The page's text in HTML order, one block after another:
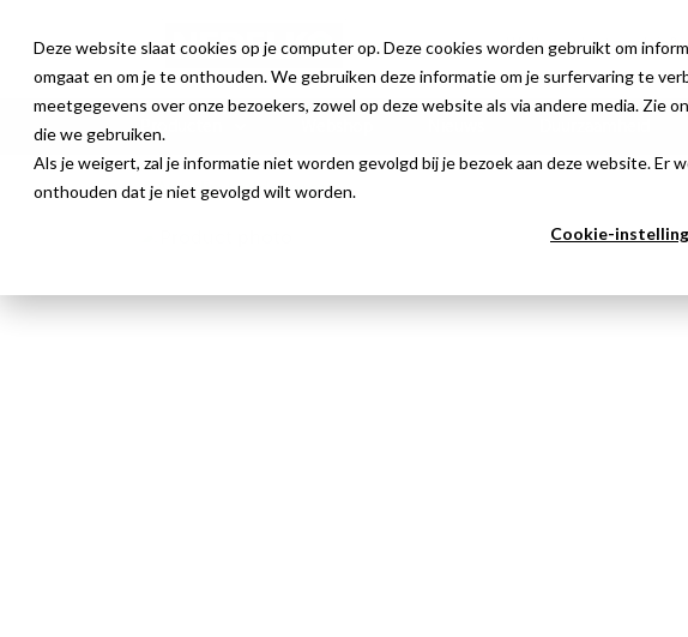
Deze website slaat cookies op je computer op. Deze cookies worden gebruikt om
omgaat en om je te onthouden. We gebruiken deze informatie om je surfervaring te
meetgegevens over onze bezoekers, zowel op deze website als via andere media. Zie
die we gebruiken.
Als je weigert, zal je informatie niet worden gevolgd bij je bezoek aan deze website. Er
onthouden dat je niet gevolgd wilt worden.
Cookie-
Antislip Laddersport